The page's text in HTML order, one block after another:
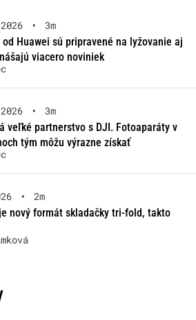
•
3m
od Huawei sú pripravené na lyžovanie aj
viacero noviniek
•
3m
veľké partnerstvo s DJI. Fotoaparáty v
tým môžu výrazne získať
•
2m
nový formát skladačky tri-fold, takto